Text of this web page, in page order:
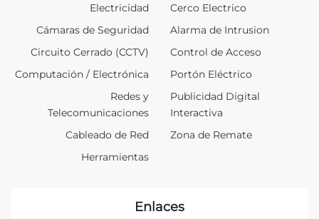
Electricidad
Cámaras de Seguridad
Circuito Cerrado (CCTV)
Computación / Electrónica
Redes y
Telecomunicaciones
Cableado de Red
Herramientas
Cerco Electrico
Alarma de Intrusion
Control de Acceso
Portón Eléctrico
Publicidad Digital
Interactiva
Zona de Remate
Enlaces